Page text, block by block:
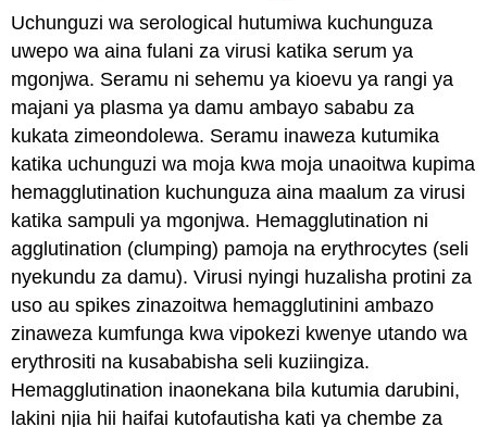
Uchunguzi wa serological hutumiwa kuchunguza
uwepo wa aina fulani za virusi katika serum ya
mgonjwa. Seramu ni sehemu ya kioevu ya rangi ya
majani ya plasma ya damu ambayo sababu za
kukata zimeondolewa. Seramu inaweza kutumika
katika uchunguzi wa moja kwa moja unaoitwa kupima
hemagglutination kuchunguza aina maalum za virusi
katika sampuli ya mgonjwa. Hemagglutination ni
agglutination (clumping) pamoja na erythrocytes (seli
nyekundu za damu). Virusi nyingi huzalisha protini za
uso au spikes zinazoitwa hemagglutinini ambazo
zinaweza kumfunga kwa vipokezi kwenye utando wa
erythrositi na kusababisha seli kuziingiza.
Hemagglutination inaonekana bila kutumia darubini,
lakini njia hii haifai kutofautisha kati ya chembe za